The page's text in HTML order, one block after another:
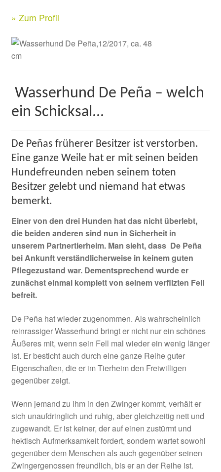
Kontakt & Rechtliches
» Zum Profil
Wasserhund De Peña – welch
ein Schicksal...
De Peñas früherer Besitzer ist verstorben.
Eine ganze Weile hat er mit seinen beiden
Hundefreunden neben seinem toten
Besitzer gelebt und niemand hat etwas
bemerkt.
Einer von den drei Hunden hat das nicht überlebt,
die beiden anderen sind nun in Sicherheit in
unserem Partnertierheim. Man sieht, dass De Peña
bei Ankunft verständlicherweise in keinem guten
Pflegezustand war. Dementsprechend wurde er
zunächst einmal komplett von seinem verfilzten Fell
befreit.
De Peña hat wieder zugenommen. Als wahrscheinlich
reinrassiger Wasserhund bringt er nicht nur ein schönes
Äußeres mit, wenn sein Fell mal wieder ein wenig länger
ist. Er besticht auch durch eine ganze Reihe guter
Eigenschaften, die er im Tierheim den Freiwilligen
gegenüber zeigt.
Wenn jemand zu ihm in den Zwinger kommt, verhält er
sich unaufdringlich und ruhig, aber gleichzeitig nett und
zugewandt. Er ist keiner, der auf einen zustürmt und
hektisch Aufmerksamkeit fordert, sondern wartet sowohl
gegenüber dem Menschen als auch gegenüber seinen
Zwingergenossen freundlich, bis er an der Reihe ist.